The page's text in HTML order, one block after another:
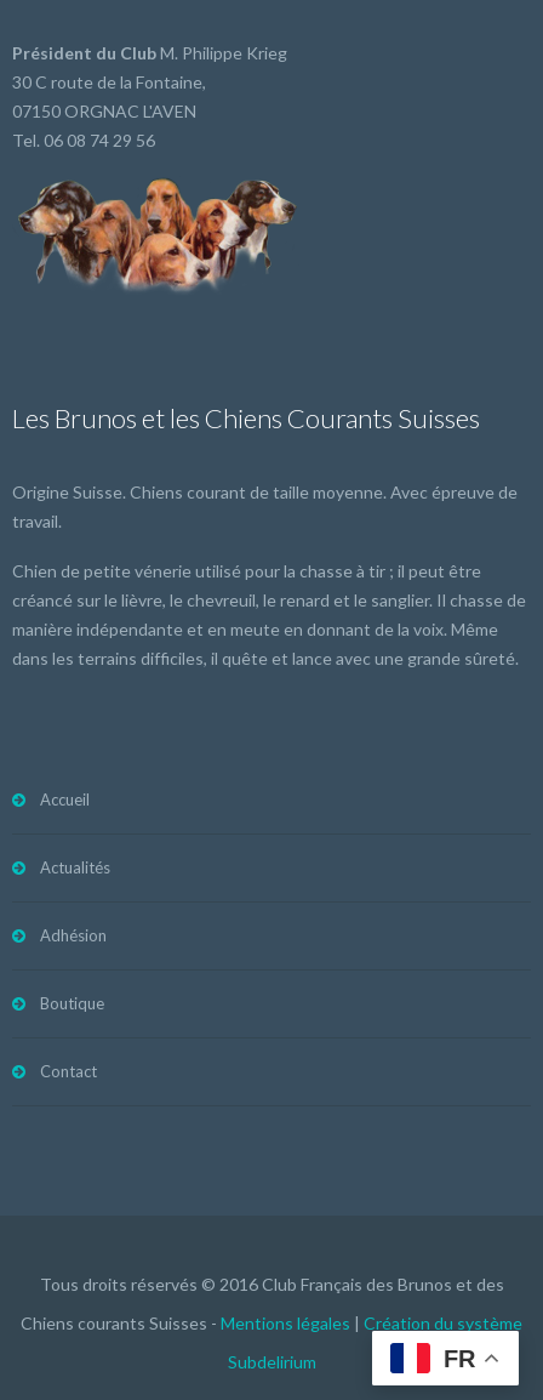
Président du ClubM. Philippe Krieg
30 C route de la Fontaine,
07150 ORGNAC L'AVEN
Tel. 06 08 74 29 56
Les Brunos et les Chiens Courants Suisses
Origine Suisse. Chiens courant de taille moyenne. Avec épreuve de
travail.
Chien de petite vénerie utilisé pour la chasse à tir ; il peut être
créancé sur le lièvre, le chevreuil, le renard et le sanglier. Il chasse de
manière indépendante et en meute en donnant de la voix. Même
dans les terrains difficiles, il quête et lance avec une grande sûreté.
Accueil
Actualités
Adhésion
Boutique
Contact
Tous droits réservés © 2016 Club Français des Brunos et des
Chiens courants Suisses - Mentions légales | Création du système
Subdelirium
FR